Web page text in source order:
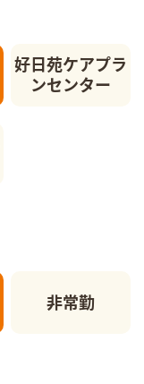
好日苑ケアプラ
ンセンター
非常勤